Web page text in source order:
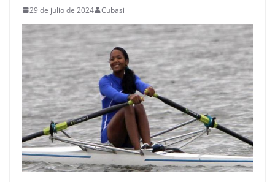
29 de julio de 2024 Cubasi